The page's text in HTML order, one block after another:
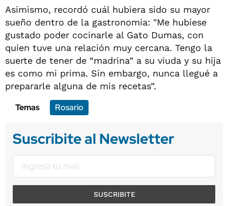
Asimismo, recordó cuál hubiera sido su mayor
sueño dentro de la gastronomía: "Me hubiese
gustado poder cocinarle al Gato Dumas, con
quien tuve una relación muy cercana. Tengo la
suerte de tener de “madrina” a su viuda y su hija
es como mi prima. Sin embargo, nunca llegué a
prepararle alguna de mis recetas”.
Temas
Rosario
Suscribite al Newsletter
SUSCRIBITE